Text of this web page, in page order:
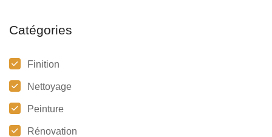
Catégories
Finition
Nettoyage
Peinture
Rénovation